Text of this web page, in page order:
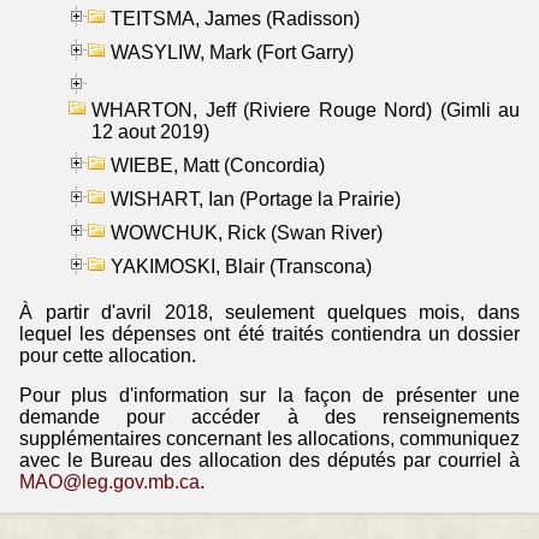
TEITSMA, James (Radisson)
WASYLIW, Mark (Fort Garry)
WHARTON, Jeff (Riviere Rouge Nord) (Gimli au
12 aout 2019)
WIEBE, Matt (Concordia)
WISHART, Ian (Portage la Prairie)
WOWCHUK, Rick (Swan River)
YAKIMOSKI, Blair (Transcona)
À partir d'avril 2018, seulement quelques mois, dans
lequel les dépenses ont été traités contiendra un dossier
pour cette allocation.
Pour plus d'information sur la façon de présenter une
demande pour accéder à des renseignements
supplémentaires concernant les allocations, communiquez
avec le Bureau des allocation des députés par courriel à
MAO@leg.gov.mb.ca.